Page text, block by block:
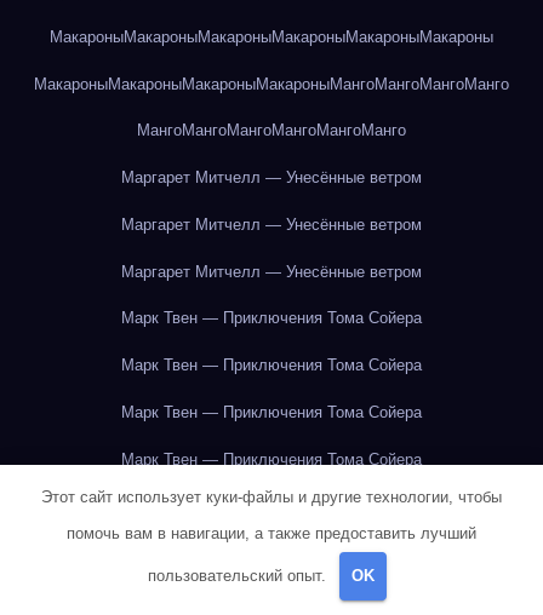
МакароныМакароныМакароныМакароныМакароныМакароны
МакароныМакароныМакароныМакароныМангоМангоМангоМанго
МангоМангоМангоМангоМангоМанго
Маргарет Митчелл — Унесённые ветром
Маргарет Митчелл — Унесённые ветром
Маргарет Митчелл — Унесённые ветром
Марк Твен — Приключения Тома Сойера
Марк Твен — Приключения Тома Сойера
Марк Твен — Приключения Тома Сойера
Марк Твен — Приключения Тома Сойера
Марк Твен — Приключения Тома Сойера
Марк Твен — Приключения Тома Сойера
Марк Твен — Приключения Тома Сойера
Этот сайт использует куки-файлы и другие технологии, чтобы
помочь вам в навигации, а также предоставить лучший
пользовательский опыт. OK